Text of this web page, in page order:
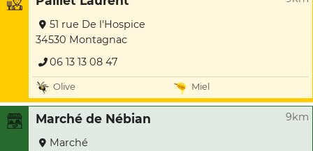
51 rue De l'Hospice
34530 Montagnac
06 13 13 08 47
Olive Miel
Marché de Nébian 9km
Marché